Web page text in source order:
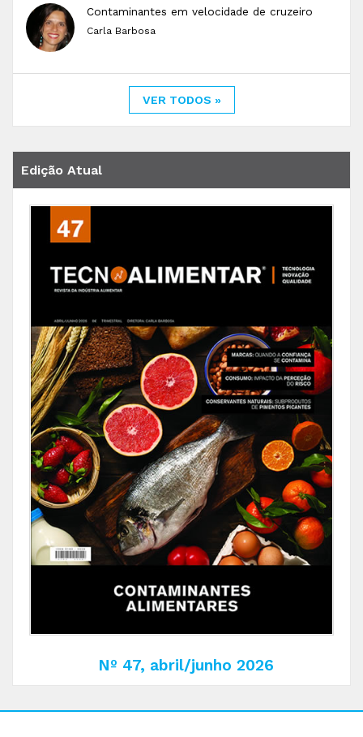
Contaminantes em velocidade de cruzeiro
Carla Barbosa
VER TODOS »
Edição Atual
Nº 47, abril/junho 2026